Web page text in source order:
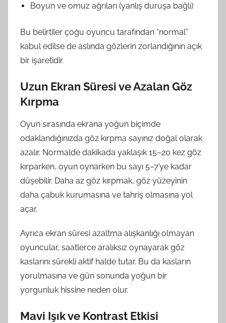
Boyun ve omuz ağrıları (yanlış duruşa bağlı)
Bu belirtiler çoğu oyuncu tarafından “normal”
kabul edilse de aslında gözlerin zorlandığının açık
bir işaretidir.
Uzun Ekran Süresi ve Azalan Göz
Kırpma
Oyun sırasında ekrana yoğun biçimde
odaklandığınızda göz kırpma sayınız doğal olarak
azalır. Normalde dakikada yaklaşık 15–20 kez göz
kırparken, oyun oynarken bu sayı 5–7’ye kadar
düşebilir. Daha az göz kırpmak, göz yüzeyinin
daha çabuk kurumasına ve tahriş olmasına yol
açar.
Ayrıca ekran süresi azaltma alışkanlığı olmayan
oyuncular, saatlerce aralıksız oynayarak göz
kaslarını sürekli aktif halde tutar. Bu da kasların
yorulmasına ve gün sonunda yoğun bir
yorgunluk hissine neden olur.
Mavi Işık ve Kontrast Etkisi